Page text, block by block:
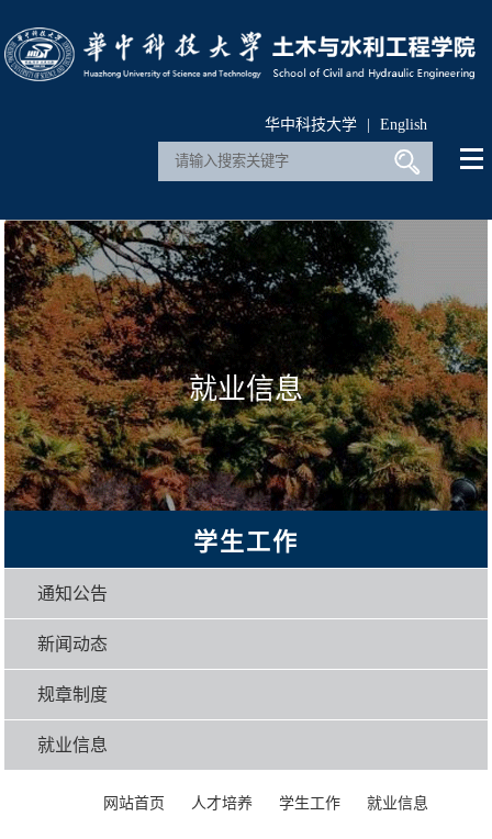
华中科技大学 | English
就业信息
学生工作
通知公告
新闻动态
规章制度
就业信息
网站首页 人才培养 学生工作 就业信息